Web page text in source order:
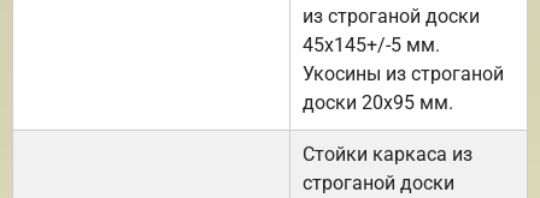
из строганой доски
45х145+/-5 мм.
Укосины из строганой
доски 20х95 мм.
Стойки каркаса из
строганой доски